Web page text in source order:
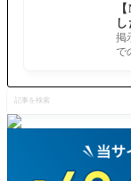
ホ
め
掲
で
を
検